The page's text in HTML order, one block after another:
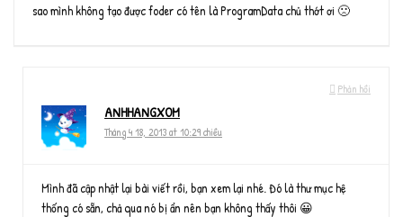
sao mình không tạo được foder có tên là ProgramData chủ thớt ơi 🙁
Phản hồi
ANHHANGXOM
Tháng 4 18, 2013 at 10:29 chiều
Mình đã cập nhật lại bài viết rồi, bạn xem lại nhé. Đó là thư mục hệ
thống có sẵn, chả qua nó bị ẩn nên bạn không thấy thôi 😀